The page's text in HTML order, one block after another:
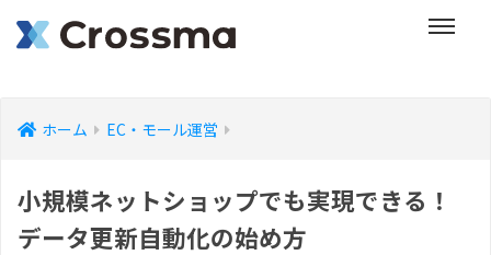
ホーム EC・モール運営
小規模ネットショップでも実現できる！
データ更新自動化の始め方